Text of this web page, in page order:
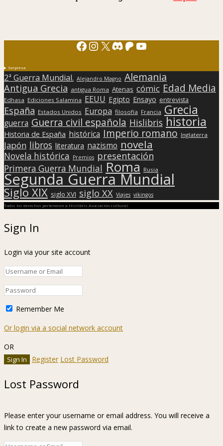
Facebook
Instagram
X Discord
Patreon
YouTube
Sorpresa
2ª Guerra Mundial. Alejandro Magno Alemania
Antigua Grecia antigua Roma Atenas cómic Edad Media
Edhasa Ediciones Salamina EEUU Egipto Ensayo entrevista
España Estados Unidos Europa filosofía Francia Grecia
guerra Guerra civil española Hislibris historia
Historia de España histórica Imperio romano Inglaterra
Japón libros literatura nazismo novela
Novela histórica Premios presentación
Primera Guerra Mundial Roma Rusia
Segunda Guerra Mundial
Siglo XIX siglo XVI siglo XX Viajes vikingos
Todos los derechos pertenecen a Hislibris Asociación cultural
Sign In
Login via your site account
Remember Me
Or login via a social network account
OR
Register Lost Password
Lost Password
Please enter your username or email address. You will receive a
link to create a new password via email.